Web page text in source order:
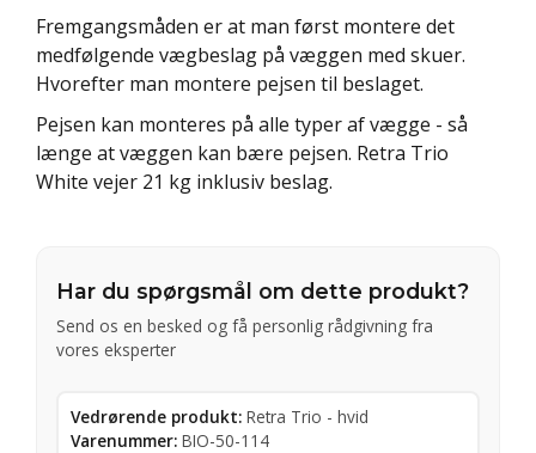
Fremgangsmåden er at man først montere det
medfølgende vægbeslag på væggen med skuer.
Hvorefter man montere pejsen til beslaget.
Pejsen kan monteres på alle typer af vægge - så
længe at væggen kan bære pejsen. Retra Trio
White vejer 21 kg inklusiv beslag.
Har du spørgsmål om dette produkt?
Send os en besked og få personlig rådgivning fra
vores eksperter
Vedrørende produkt: Retra Trio - hvid
Varenummer: BIO-50-114